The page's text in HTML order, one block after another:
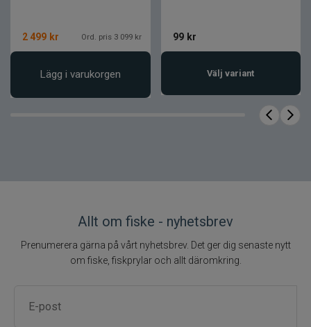
2 499 kr Ord. pris 3 099 kr
Lägg i varukorgen
99 kr
Välj variant
Allt om fiske - nyhetsbrev
Prenumerera gärna på vårt nyhetsbrev. Det ger dig senaste nytt
om fiske, fiskprylar och allt däromkring.